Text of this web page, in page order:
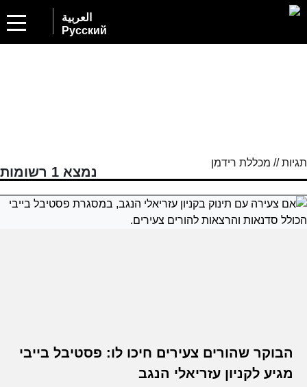
العربية
Русский
תגיות // מכללת רידמן
נמצא 1 רשומות
הבוקר שהורים צעירים חיכו לו: פסטיבל בייבי
מגיע לקניון עזריאלי הנגב